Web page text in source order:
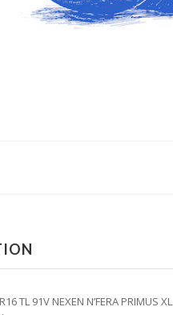
TL 91V NEXEN N’FERA PRIMUS XL